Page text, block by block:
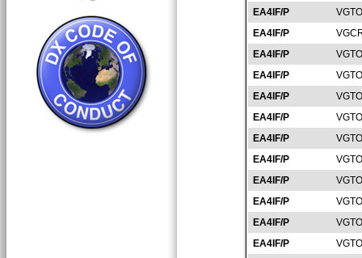
EA4IF/P
EA4IF/P
EA4IF/P
EA4IF/P
EA4IF/P
EA4IF/P
EA4IF/P
EA4IF/P
EA4IF/P
EA4IF/P
EA4IF/P
EA4IF/P